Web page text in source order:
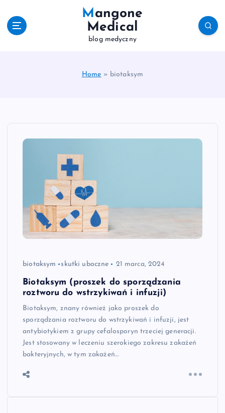
Mangone
Medical
blog medyczny
Home » biotaksym
biotaksym skutki uboczne 21 marca, 2024
Biotaksym (proszek do sporządzania
roztworu do wstrzykiwań i infuzji)
Biotaksym, znany również jako proszek do
sporządzania roztworu do wstrzykiwań i infuzji, jest
antybiotykiem z grupy cefalosporyn trzeciej generacji.
Jest stosowany w leczeniu szerokiego zakresu zakażeń
bakteryjnych, w tym zakażeń…